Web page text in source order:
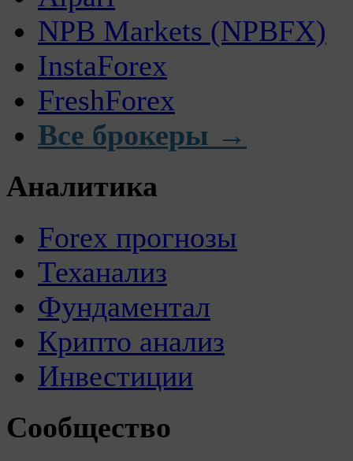
NPB Markets (NPBFX)
InstaForex
FreshForex
Все брокеры →
Аналитика
Forex прогнозы
Теханализ
Фундаментал
Крипто анализ
Инвестиции
Сообщество